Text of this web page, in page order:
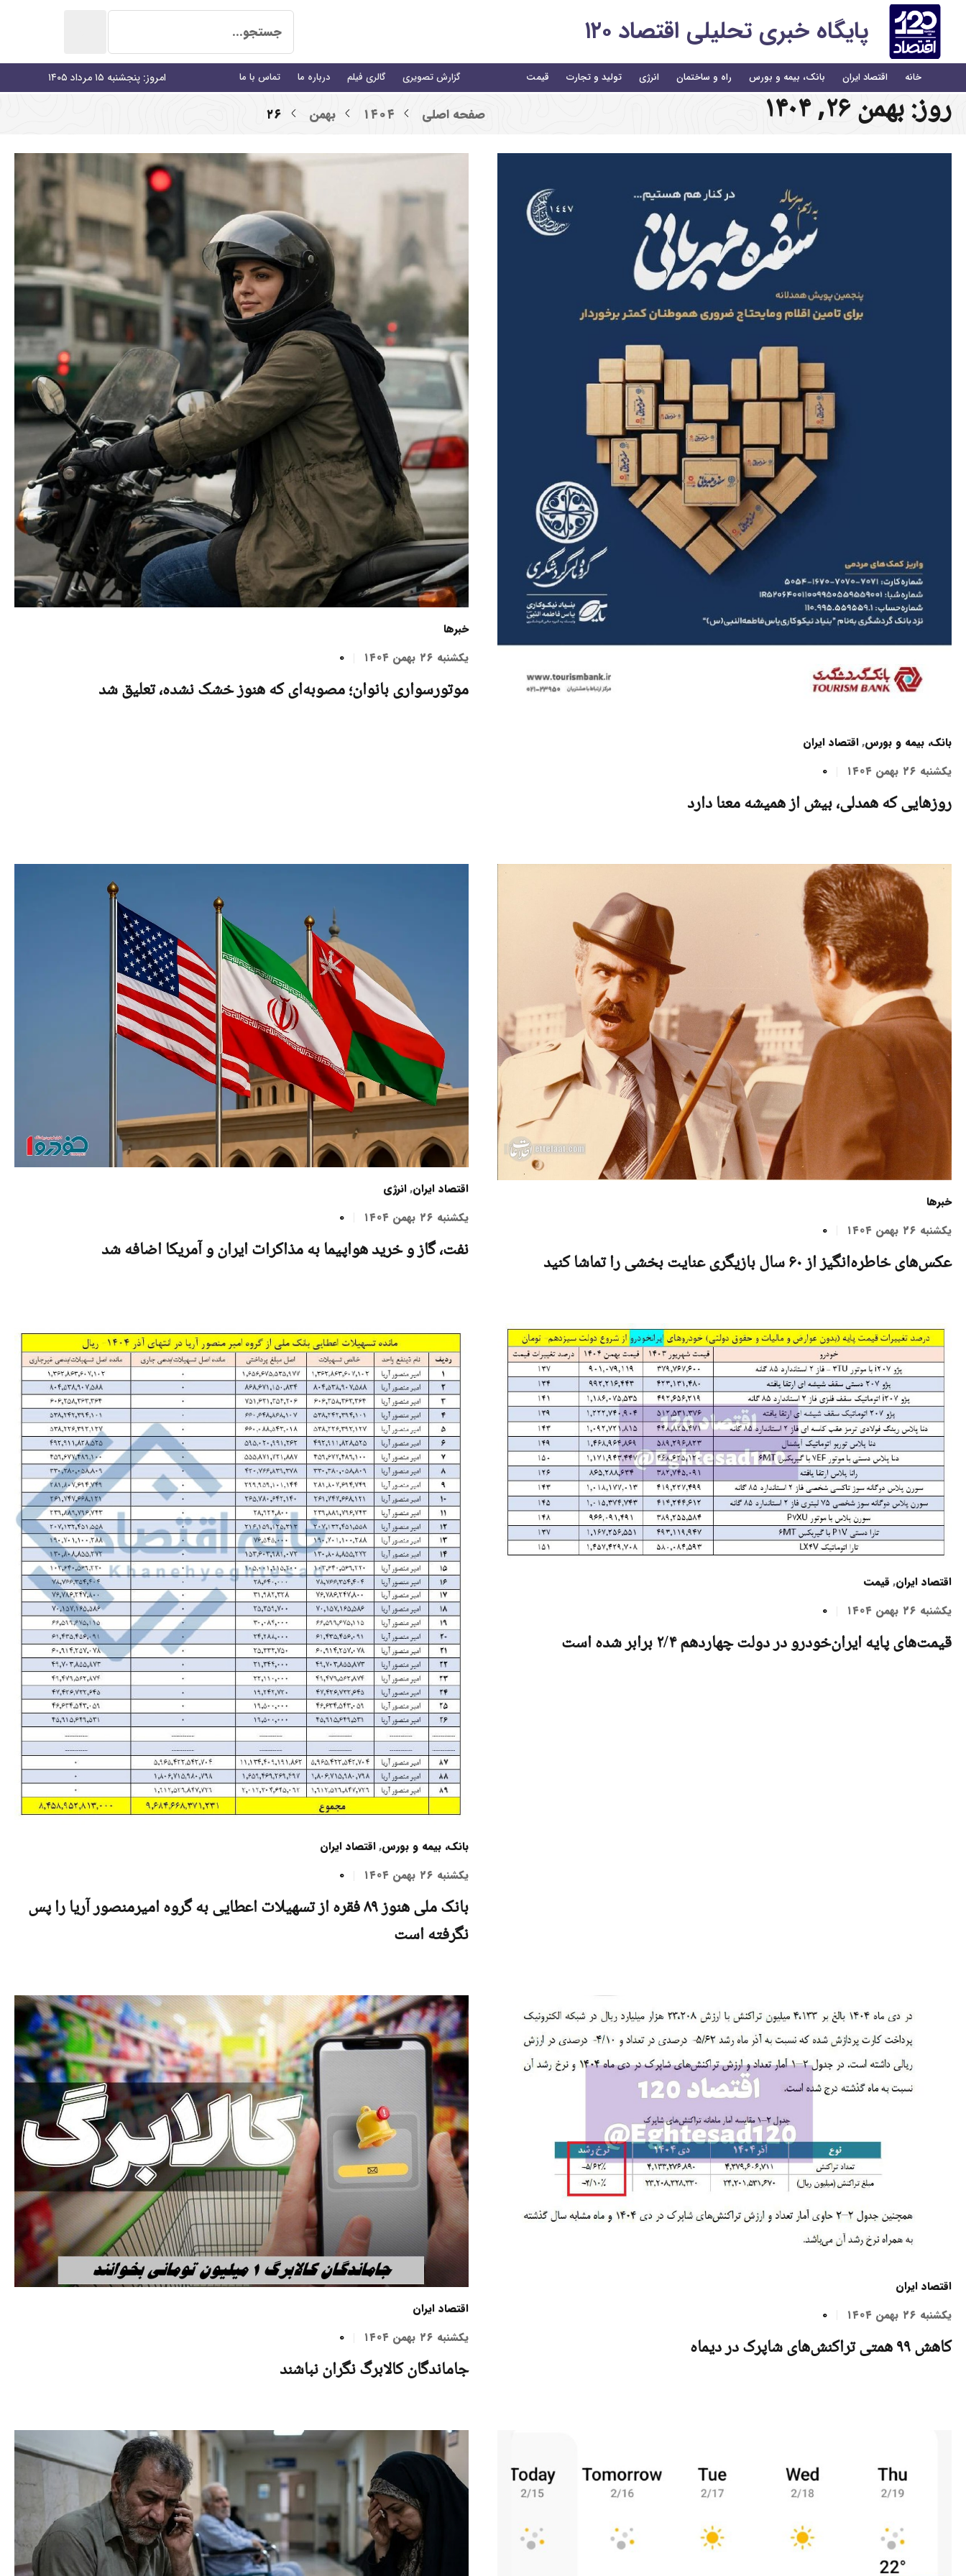
پایگاه خبری تحلیلی اقتصاد ۱۲۰
خانه اقتصاد ایران بانک، بیمه و بورس راه و ساختمان انرژی تولید و تجارت قیمت گزارش تصویری گالری فیلم درباره ما تماس با ما امروز: پنجشنبه ۱۵ مرداد ۱۴۰۵
روز:بهمن ۲۶, ۱۴۰۴ صفحه اصلی ۱۴۰۴ بهمن ۲۶
بانک، بیمه و بورس,اقتصاد ایران
یکشنبه ۲۶ بهمن ۱۴۰۴
0
روزهایی که همدلی، بیش از همیشه معنا دارد
خبرها
یکشنبه ۲۶ بهمن ۱۴۰۴
0
موتورسواری بانوان؛ مصوبه‌ای که هنوز خشک نشده، تعلیق شد
خبرها
یکشنبه ۲۶ بهمن ۱۴۰۴
0
عکس‌های خاطره‌انگیز از ۶۰ سال بازیگری عنایت بخشی را تماشا کنید
اقتصاد ایران,انرژی
یکشنبه ۲۶ بهمن ۱۴۰۴
0
نفت، گاز و خرید هواپیما به مذاکرات ایران و آمریکا اضافه شد
اقتصاد ایران, قیمت
یکشنبه ۲۶ بهمن ۱۴۰۴
0
قیمت‌های پایه ایران‌خودرو در دولت چهاردهم ۲/۴ برابر شده است
بانک، بیمه و بورس,اقتصاد ایران
یکشنبه ۲۶ بهمن ۱۴۰۴
0
بانک ملی هنوز ۸۹ فقره از تسهیلات اعطایی به گروه امیرمنصور آریا را پس
نگرفته است
اقتصاد ایران
یکشنبه ۲۶ بهمن ۱۴۰۴
0
کاهش ۹۹ همتی تراکنش‌های شاپرک در دیماه
اقتصاد ایران
یکشنبه ۲۶ بهمن ۱۴۰۴
0
جاماندگان کالابرگ نگران نباشند